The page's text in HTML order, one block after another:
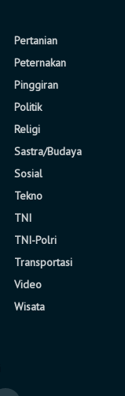
Pertanian
Peternakan
Pinggiran
Politik
Religi
Sastra/Budaya
Sosial
Tekno
TNI
TNI-Polri
Transportasi
Video
Wisata